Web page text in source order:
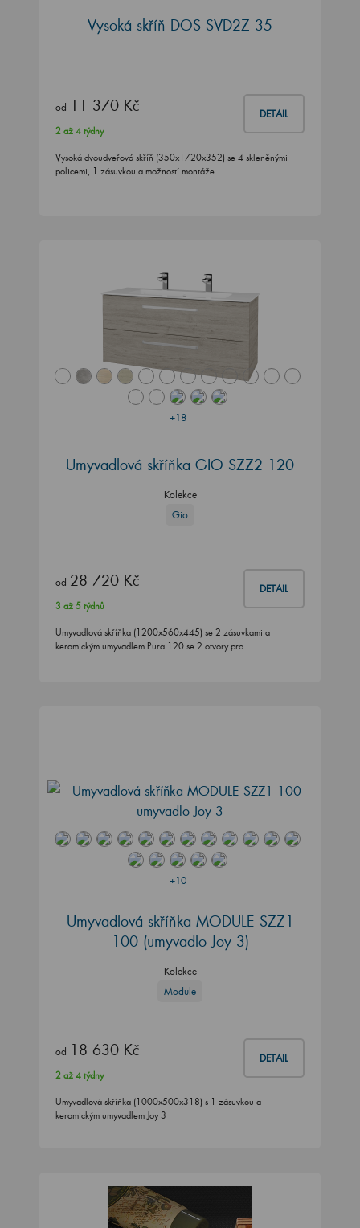
Vysoká skříň DOS SVD2Z 35
od 11 370 Kč DETAIL
2 až 4 týdny
Vysoká dvoudveřová skříň (350x1720x352) se 4 skleněnými
policemi, 1 zásuvkou a možností montáže…
+18
Umyvadlová skříňka GIO SZZ2 120
Kolekce
Gio
od 28 720 Kč DETAIL
3 až 5 týdnů
Umyvadlová skříňka (1200x560x445) se 2 zásuvkami a
keramickým umyvadlem Pura 120 se 2 otvory pro…
+10
Umyvadlová skříňka MODULE SZZ1
100 (umyvadlo Joy 3)
Kolekce
Module
od 18 630 Kč DETAIL
2 až 4 týdny
Umyvadlová skříňka (1000x500x318) s 1 zásuvkou a
keramickým umyvadlem Joy 3